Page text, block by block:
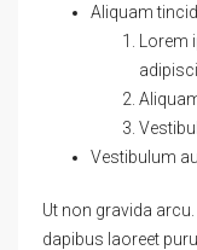
Aliquam
Lorem
Vestibulum
Ut non gravida
dapibus laoreet